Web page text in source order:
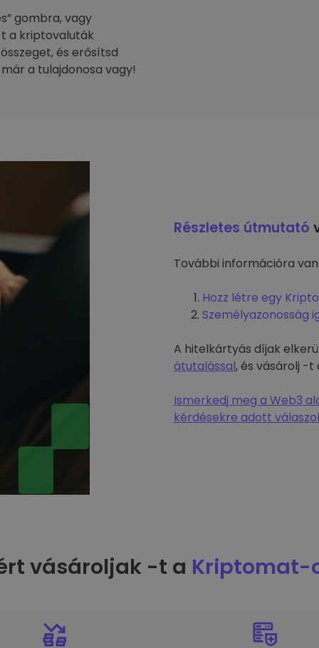
gombra, vagy
t a kriptovaluták
és erősítsd
a tulajdonosa vagy!
Részletes útmutató
További információra
Hozz létre egy
Személyazonosság
A hitelkártyás díjak
átutalással, és vásárolj -t
Ismerkedj meg a Web3
kérdésekre adott
vásároljak -t a Kriptomat-